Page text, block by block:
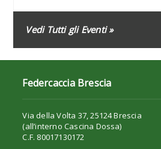
Vedi Tutti gli Eventi »
Federcaccia Brescia
Via della Volta 37, 25124 Brescia
(all’interno Cascina Dossa)
C.F. 80017130172